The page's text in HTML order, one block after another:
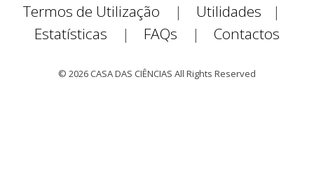
Termos de Utilização | Utilidades
|
Estatísticas
| FAQs | Contactos
© 2026 CASA DAS CIÊNCIAS All Rights Reserved